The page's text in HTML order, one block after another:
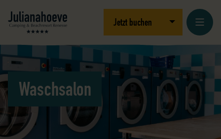
Logo Julianahoeve Jetzt buchen Dropdown
Waschsalon